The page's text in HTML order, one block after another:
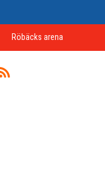
Röbäcks arena